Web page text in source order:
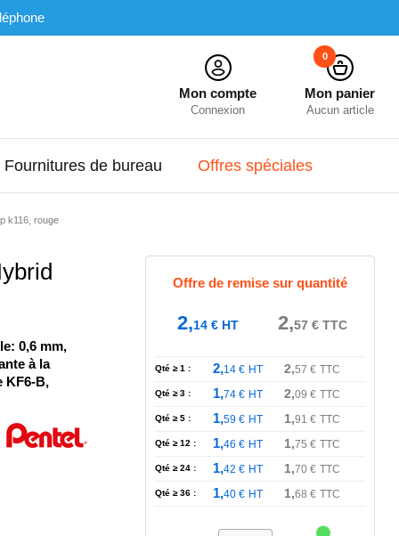
Mon compte
Connexion
Mon panier
Aucun article
0
Fournitures de bureau Offres spéciales
k116, rouge
0,6 mm,
à la
KF6-B,
Offre de remise sur quantité
2,14€HT 2,57 € TTC
Qté ≥ 1 : 2,14 € HT 2,57 € TTC
Qté ≥ 3 : 1,74 € HT 2,09 € TTC
Qté ≥ 5 : 1,59 € HT 1,91 € TTC
Qté ≥ 12 : 1,46 € HT 1,75 € TTC
Qté ≥ 24 : 1,42 € HT 1,70 € TTC
Qté ≥ 36 : 1,40 € HT 1,68 € TTC